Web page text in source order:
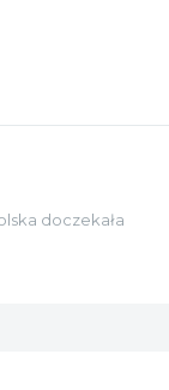
doczekała